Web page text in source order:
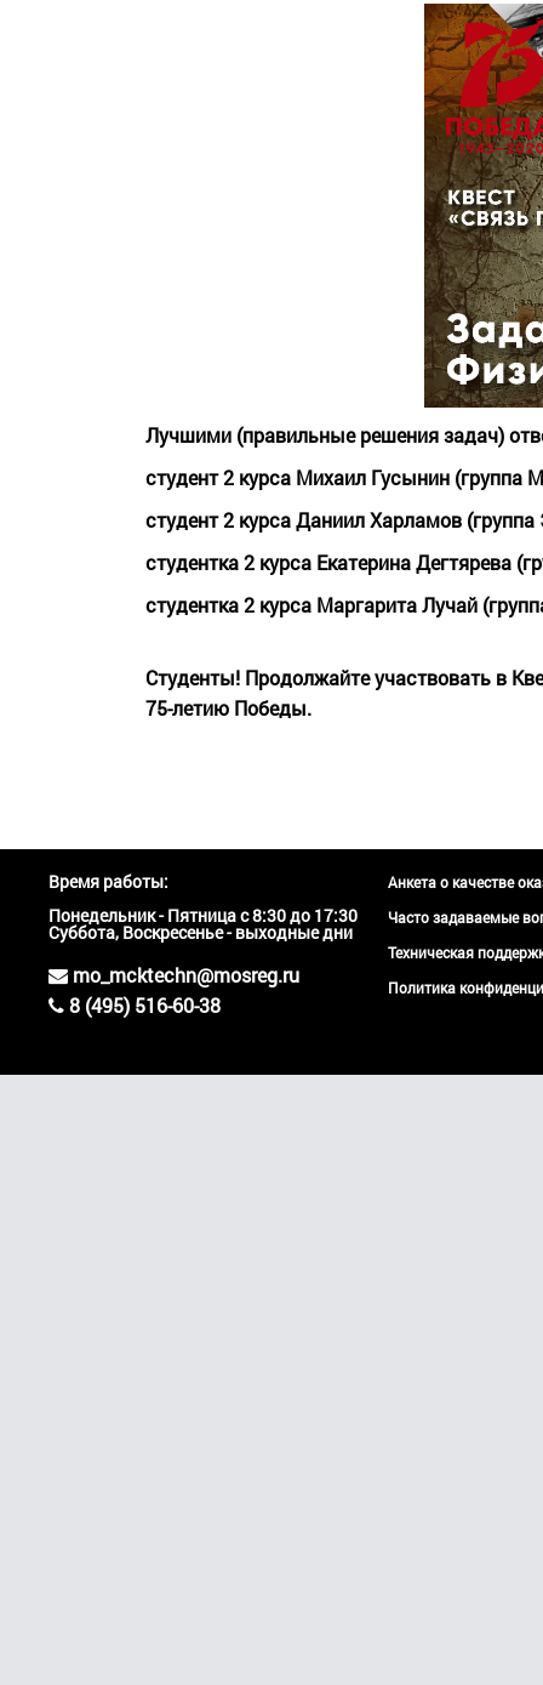
Лучшими (правильные решения задач)
студент 2 курса Михаил Гусынин (группа
студент 2 курса Даниил Харламов (группа
студентка 2 курса Екатерина Дегтярева
студентка 2 курса Маргарита Лучай
Студенты! Продолжайте участвовать в
75-летию Победы.
Время работы:
Понедельник - Пятница с 8:30 до 17:30
Суббота, Воскресенье - выходные дни
mo_mcktechn@mosreg.ru
8 (495) 516-60-38
Анкета о качестве
Часто задаваемые
Техническая
Политика